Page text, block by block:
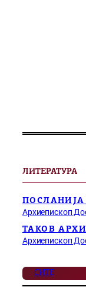
ЛИТЕРАТУРА
Архиепископ
ТАКОВ
Архиепископ
СИТЕ